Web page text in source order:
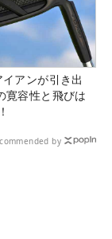
イアンが引き出
寛容性と飛びは
by